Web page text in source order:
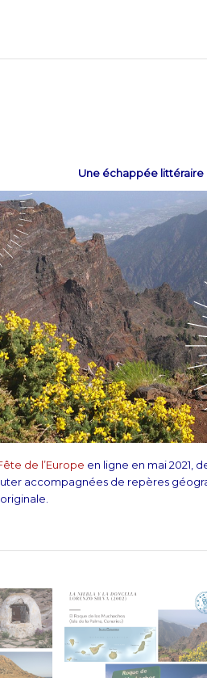
Une échappée littéraire
de l’Europe en ligne en mai 2021,
accompagnées de repères